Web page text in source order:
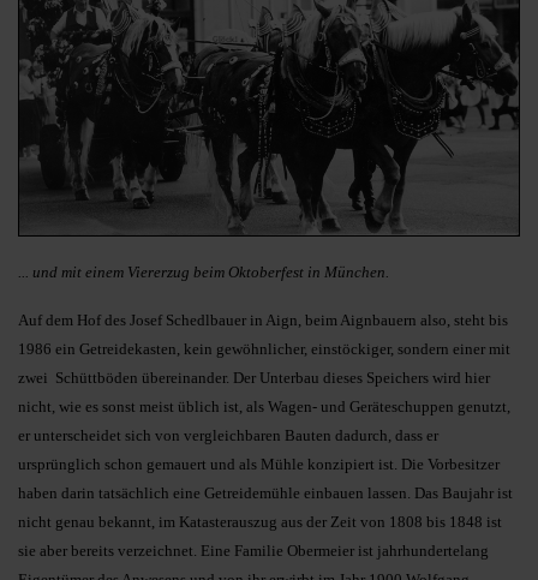
... und mit einem Viererzug beim Oktoberfest in München.
Auf dem Hof des Josef Schedlbauer in Aign, beim Aignbauern also, steht bis
1986 ein Getreidekasten, kein gewöhnlicher, einstöckiger, sondern einer mit
zwei Schüttböden übereinander. Der Unterbau dieses Speichers wird hier
nicht, wie es sonst meist üblich ist, als Wagen- und Geräteschuppen genutzt,
er unterscheidet sich von vergleichbaren Bauten dadurch, dass er
ursprünglich schon gemauert und als Mühle konzipiert ist. Die Vorbesitzer
haben darin tatsächlich eine Getreidemühle einbauen lassen. Das Baujahr ist
nicht genau bekannt, im Katasterauszug aus der Zeit von 1808 bis 1848 ist
sie aber bereits verzeichnet. Eine Familie Obermeier ist jahrhundertelang